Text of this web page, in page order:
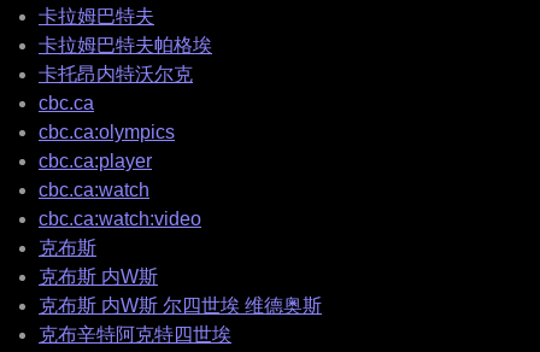
卡拉姆巴特夫
卡拉姆巴特夫帕格埃
卡托昂内特沃尔克
cbc.ca
cbc.ca:olympics
cbc.ca:player
cbc.ca:watch
cbc.ca:watch:video
克布斯
克布斯 内W斯
克布斯 内W斯 尔四世埃 维德奥斯
克布辛特阿克特四世埃